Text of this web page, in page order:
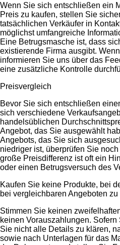
Wenn Sie sich entschließen ein
Preis zu kaufen, stellen Sie
tatsächlichen Verkäufer in
möglichst umfangreiche
Eine Betrugsmasche ist, dass
existierende Firma ausgibt.
informieren Sie uns über das
eine zusätzliche Kontrolle
Preisvergleich
Bevor Sie sich entschließen
sich verschiedene
handelsüblichen
Angebot, das Sie ausgewählt
Angebots, das Sie sich
niedriger ist, überprüfen Sie
große Preisdifferenz ist oft ein
oder einen Betrugsversuch des
Kaufen Sie keine Produkte, bei
bei vergleichbaren Angeboten
Stimmen Sie keinen
keinen Vorauszahlungen.
Sie nicht alle Details zu klären,
sowie nach Unterlagen für das